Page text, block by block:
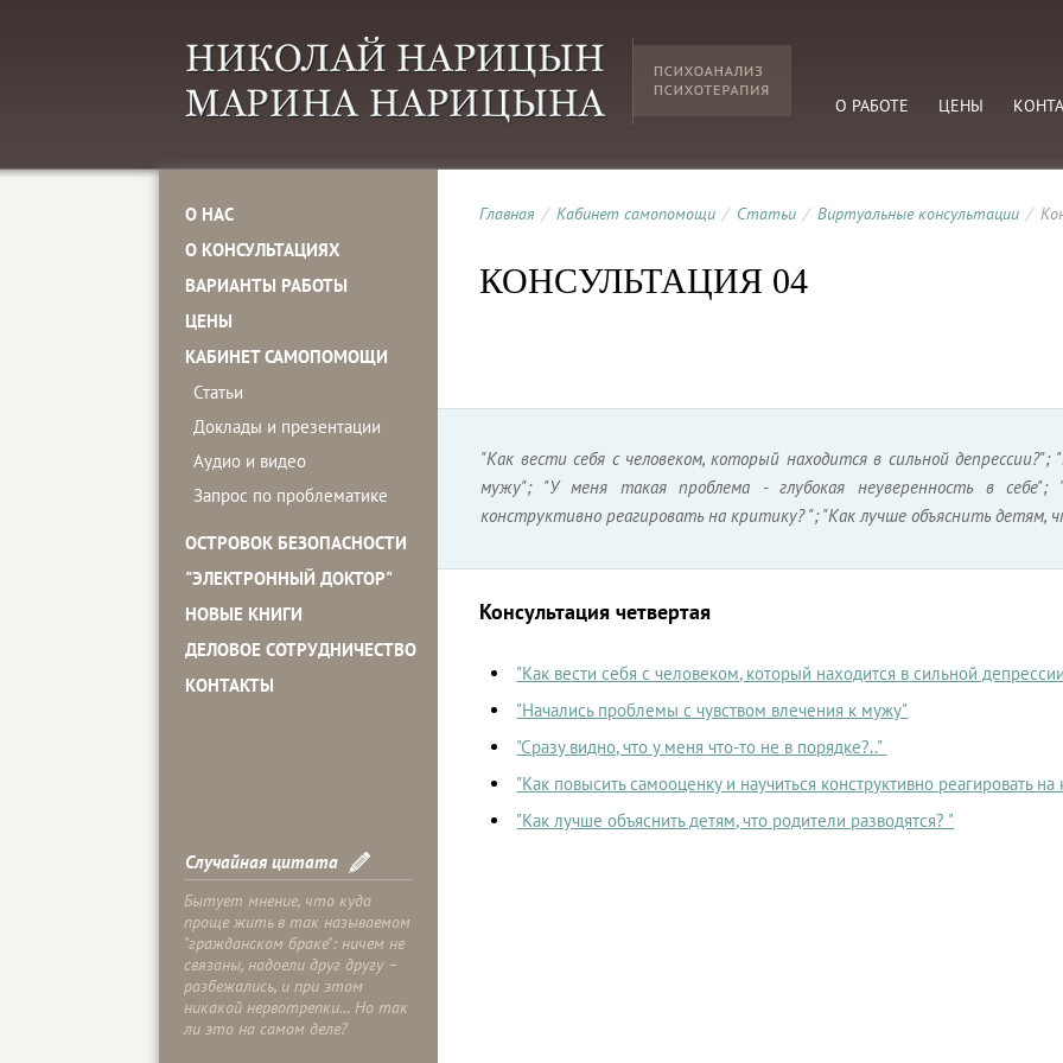
О РАБОТЕ ЦЕНЫ
О НАС
О КОНСУЛЬТАЦИЯХ
ВАРИАНТЫ РАБОТЫ
ЦЕНЫ
КАБИНЕТ САМОПОМОЩИ
Статьи
Доклады и презентации
Аудио и видео
Запрос по проблематике
ОСТРОВОК БЕЗОПАСНОСТИ
"ЭЛЕКТРОННЫЙ ДОКТОР"
НОВЫЕ КНИГИ
ДЕЛОВОЕ СОТРУДНИЧЕСТВО
КОНТАКТЫ
Случайная цитата
Бытует мнение, что куда
проще жить в так называемом
"гражданском браке": ничем не
связаны, надоели друг другу –
разбежались, и при этом
никакой нервотрепки… Но так
ли это на самом деле?
Главная / Кабинет самопомощи / Статьи / Виртуальные консультации /
КОНСУЛЬТАЦИЯ 04
"Как вести себя с человеком, который находится в сильной
мужу"; "У меня такая проблема - глубокая неуверенность в себе";
конструктивно реагировать на критику? "; "Как лучше объяснить детям,
Консультация четвертая
"Как вести себя с человеком, который находится в сильной
"Начались проблемы с чувством влечения к мужу"
"Сразу видно, что у меня что-то не в порядке?.."
"Как повысить самооценку и научиться конструктивно реагировать на
"Как лучше объяснить детям, что родители разводятся? "